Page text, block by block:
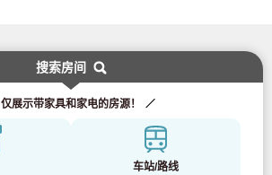
搜索房间
仅展示带家具和家电的房源！
车站/路线